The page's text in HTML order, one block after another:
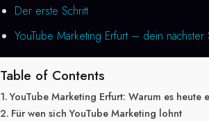
Der erste Schritt
YouTube Marketing Erfurt – dein nächster
Table of Contents
YouTube Marketing Erfurt: Warum es heute
Für wen sich YouTube Marketing lohnt